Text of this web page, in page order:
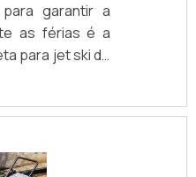
garantir a
as férias é a
para jet ski de
aquática
para que
quiser com
tipo de